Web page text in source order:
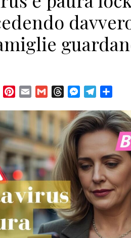
WhatsAppPinterest
Email Gmail ThreadsMessenger
Telegram